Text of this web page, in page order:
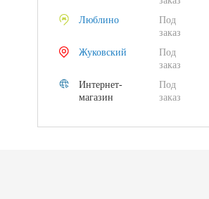
Люблино
Под
заказ
Жуковский
Под
заказ
Интернет-
магазин
Под
заказ